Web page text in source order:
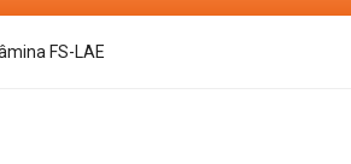
FS-LAE